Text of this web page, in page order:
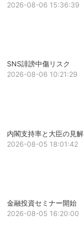
2026-08-06 15:36:39
SNS誹謗中傷リスク
2026-08-06 10:21:29
内閣支持率と大臣の見解
2026-08-05 18:01:42
金融投資セミナー開始
2026-08-05 16:20:00